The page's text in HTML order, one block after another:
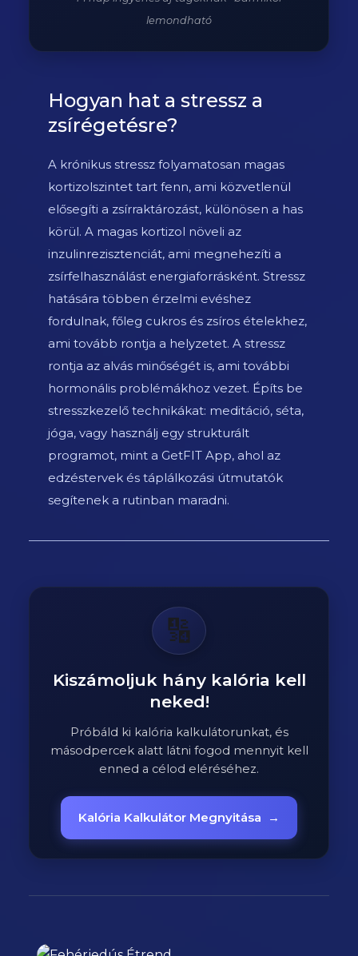
lemondható
Hogyan hat a stressz a
zsírégetésre?
A krónikus stressz folyamatosan magas
kortizolszintet tart fenn, ami közvetlenül
elősegíti a zsírraktározást, különösen a has
körül. A magas kortizol növeli az
inzulinrezisztenciát, ami megnehezíti a
zsírfelhasználást energiaforrásként. Stressz
hatására többen érzelmi evéshez
fordulnak, főleg cukros és zsíros ételekhez,
ami tovább rontja a helyzetet. A stressz
rontja az alvás minőségét is, ami további
hormonális problémákhoz vezet. Építs be
stresszkezelő technikákat: meditáció, séta,
jóga, vagy használj egy strukturált
programot, mint a GetFIT App, ahol az
edzéstervek és táplálkozási útmutatók
segítenek a rutinban maradni.
🔢
Kiszámoljuk hány kalória kell
neked!
Próbáld ki kalória kalkulátorunkat, és
másodpercek alatt látni fogod mennyit kell
enned a célod eléréséhez.
Kalória Kalkulátor Megnyitása →